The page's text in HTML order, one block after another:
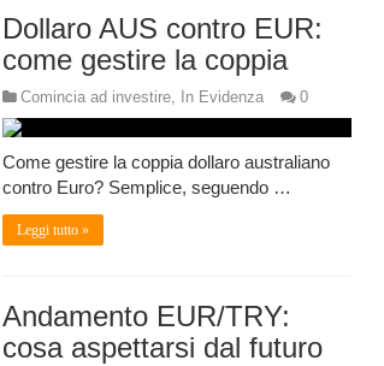
Dollaro AUS contro EUR:
come gestire la coppia
Comincia ad investire, In Evidenza 0
Come gestire la coppia dollaro australiano
contro Euro? Semplice, seguendo …
Leggi tutto »
Andamento EUR/TRY:
cosa aspettarsi dal futuro